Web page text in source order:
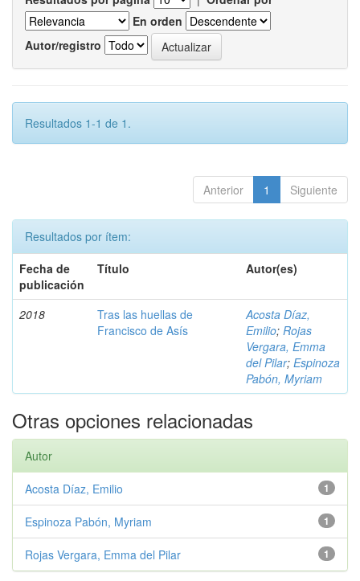
En orden
Autor/registro
Resultados 1-1 de 1.
Anterior 1 Siguiente
Resultados por ítem:
Fecha de
publicación
Título Autor(es)
2018
Tras las huellas de
Francisco de Asís
Acosta Díaz,
Emilio; Rojas
Vergara, Emma
del Pilar; Espinoza
Pabón, Myriam
Otras opciones relacionadas
Autor
1
Acosta Díaz, Emilio
1
Espinoza Pabón, Myriam
1
Rojas Vergara, Emma del Pilar